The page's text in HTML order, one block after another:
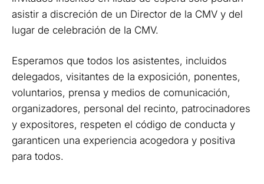
asistir a discreción de un Director de la CMV y del
lugar de celebración de la CMV.
Esperamos que todos los asistentes, incluidos
delegados, visitantes de la exposición, ponentes,
voluntarios, prensa y medios de comunicación,
organizadores, personal del recinto, patrocinadores
y expositores, respeten el código de conducta y
garanticen una experiencia acogedora y positiva
para todos.